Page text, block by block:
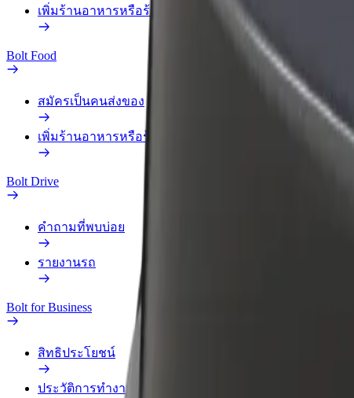
เพิ่มร้านอาหารหรือร้านค้า
Bolt Food
สมัครเป็นคนส่งของ
เพิ่มร้านอาหารหรือร้านค้า
Bolt Drive
คำถามที่พบบ่อย
รายงานรถ
Bolt for Business
สิทธิประโยชน์
ประวัติการทำงาน